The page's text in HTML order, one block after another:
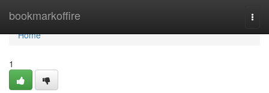
bookmarkoffire
Home
Home
1